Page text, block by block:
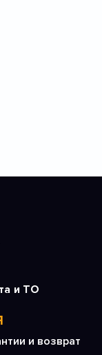
и ТО
и возврат